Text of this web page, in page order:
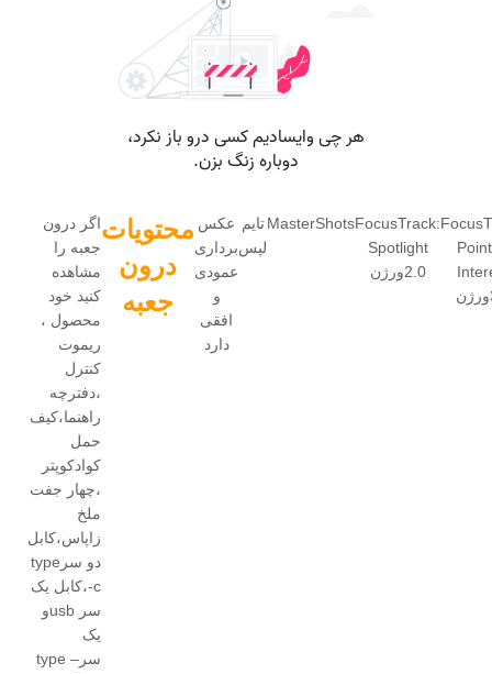
FocusTrack:
Spotlight
2.0ورژن
MasterShots تایم
لپس
عکس
برداری
عمودی
و
افقی
دارد
محتویات
درون
جعبه
اگر درون
جعبه را
مشاهده
کنید خود
محصول ،
ریموت
کنترل
،دفترچه
راهنما،کیف
حمل
کوادکوپتر
،چهار جفت
ملخ
زاپاس،کابل
دو سرtype
-c،کابل یک
سر usbو
یک
سرtype –